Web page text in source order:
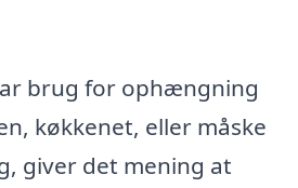
brug for ophængning
køkkenet, eller måske
giver det mening at